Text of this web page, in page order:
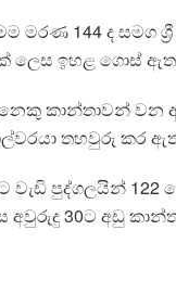
මරණ 144 ද සමග
ලෙස ඉහළ ගොස්
කාන්තාවන් වන
තහවුරු කර
පුද්ගලයින් 122
30ට අඩු